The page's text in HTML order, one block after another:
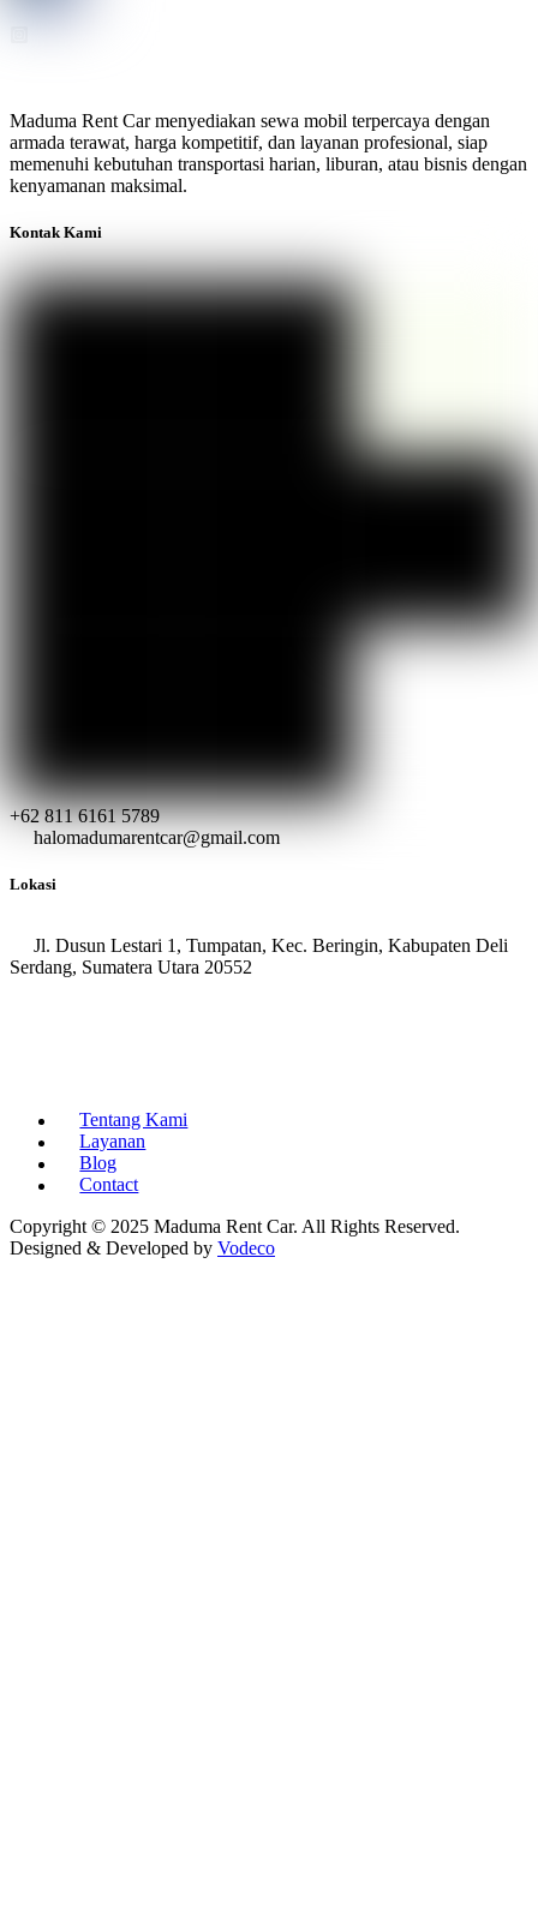
Maduma Rent Car menyediakan sewa mobil terpercaya dengan
armada terawat, harga kompetitif, dan layanan profesional, siap
memenuhi kebutuhan transportasi harian, liburan, atau bisnis dengan
kenyamanan maksimal.
Kontak Kami
+62 811 6161 5789
halomadumarentcar@gmail.com
Lokasi
Jl. Dusun Lestari 1, Tumpatan, Kec. Beringin, Kabupaten Deli
Serdang, Sumatera Utara 20552
Tentang Kami
Layanan
Blog
Contact
Copyright © 2025 Maduma Rent Car. All Rights Reserved.
Designed & Developed by Vodeco